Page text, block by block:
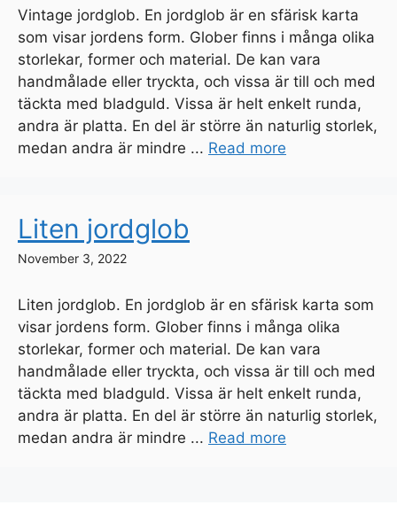
Vintage jordglob. En jordglob är en sfärisk karta
som visar jordens form. Glober finns i många olika
storlekar, former och material. De kan vara
handmålade eller tryckta, och vissa är till och med
täckta med bladguld. Vissa är helt enkelt runda,
andra är platta. En del är större än naturlig storlek,
medan andra är mindre ... Read more
Liten jordglob
November 3, 2022
Liten jordglob. En jordglob är en sfärisk karta som
visar jordens form. Glober finns i många olika
storlekar, former och material. De kan vara
handmålade eller tryckta, och vissa är till och med
täckta med bladguld. Vissa är helt enkelt runda,
andra är platta. En del är större än naturlig storlek,
medan andra är mindre ... Read more